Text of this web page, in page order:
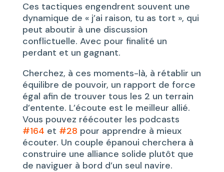
Ces tactiques engendrent souvent une
dynamique de « j’ai raison, tu as tort », qui
peut aboutir à une discussion
conflictuelle. Avec pour finalité un
perdant et un gagnant.
Cherchez, à ces moments-là, à rétablir un
équilibre de pouvoir, un rapport de force
égal afin de trouver tous les 2 un terrain
d’entente. L’écoute est le meilleur allié.
Vous pouvez réécouter les podcasts
#164 et #28 pour apprendre à mieux
écouter. Un couple épanoui cherchera à
construire une alliance solide plutôt que
de naviguer à bord d’un seul navire.